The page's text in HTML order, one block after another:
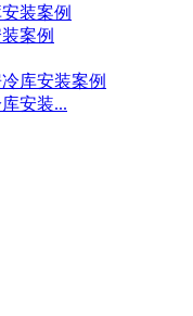
案例
安装...